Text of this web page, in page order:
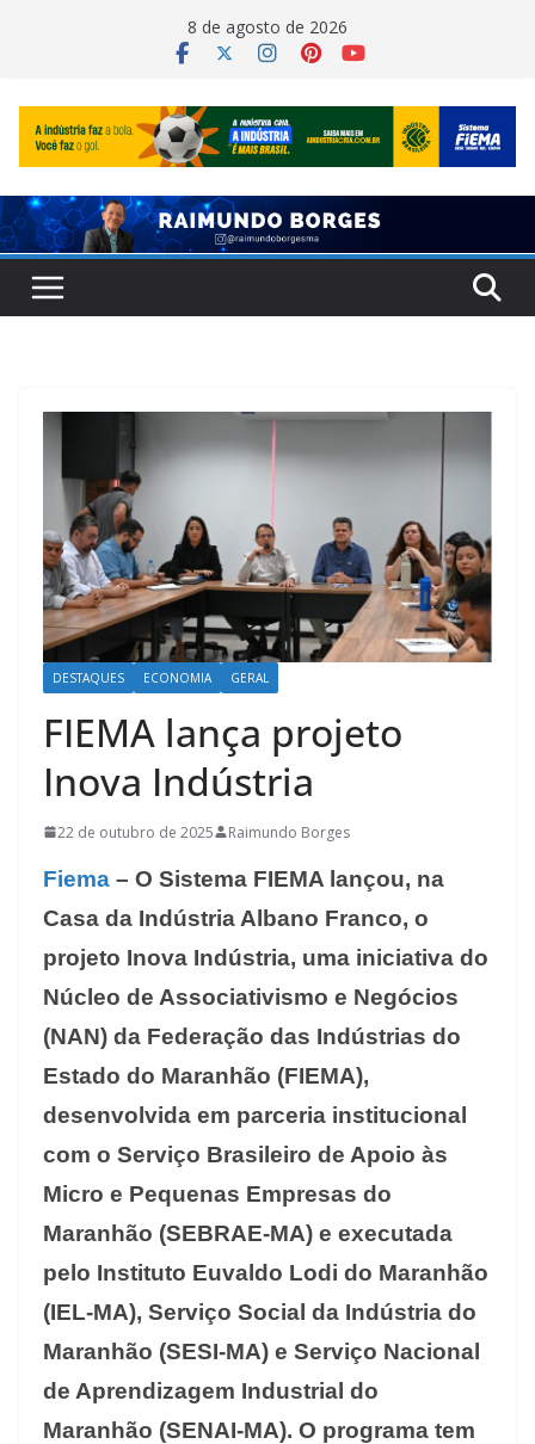
8 de agosto de 2026
DESTAQUES ECONOMIA GERAL
FIEMA lança projeto
Inova Indústria
22 de outubro de 2025 Raimundo Borges
Fiema – O Sistema FIEMA lançou, na
Casa da Indústria Albano Franco, o
projeto Inova Indústria, uma iniciativa do
Núcleo de Associativismo e Negócios
(NAN) da Federação das Indústrias do
Estado do Maranhão (FIEMA),
desenvolvida em parceria institucional
com o Serviço Brasileiro de Apoio às
Micro e Pequenas Empresas do
Maranhão (SEBRAE-MA) e executada
pelo Instituto Euvaldo Lodi do Maranhão
(IEL-MA), Serviço Social da Indústria do
Maranhão (SESI-MA) e Serviço Nacional
de Aprendizagem Industrial do
Maranhão (SENAI-MA). O programa tem